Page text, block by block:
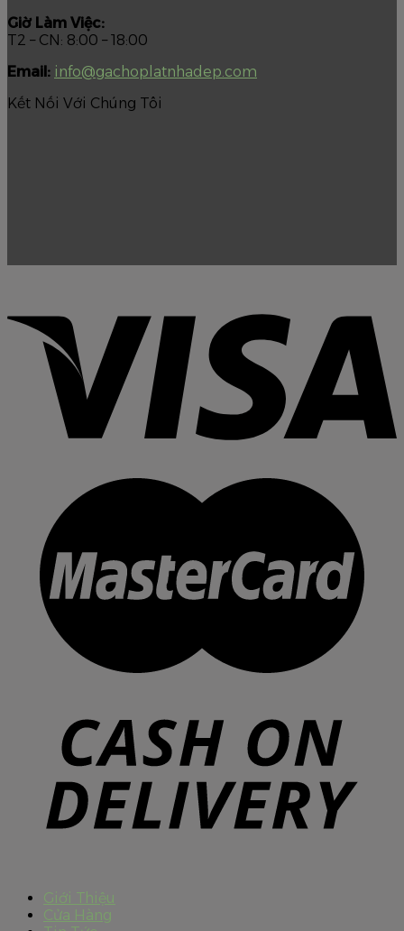
Giờ Làm Việc:
T2 – CN: 8:00 – 18:00
Email: info@gachoplatnhadep.com
Kết Nối Với Chúng Tôi
Giới Thiệu
Cửa Hàng